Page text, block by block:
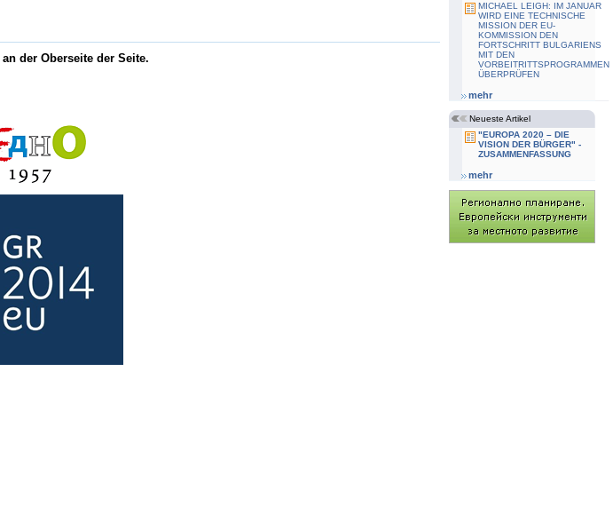
an der Oberseite der Seite.
MICHAEL LEIGH: IM JANUAR
WIRD EINE TECHNISCHE
MISSION DER EU-
KOMMISSION DEN
FORTSCHRITT BULGARIENS
MIT DEN
VORBEITRITTSPROGRAMMEN
ÜBERPRÜFEN
mehr
Neueste Artikel
"EUROPA 2020 – DIE
VISION DER BÜRGER" -
ZUSAMMENFASSUNG
mehr